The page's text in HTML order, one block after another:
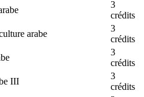
3
crédits
arabe
3
crédits
3
crédits
III
3
crédits